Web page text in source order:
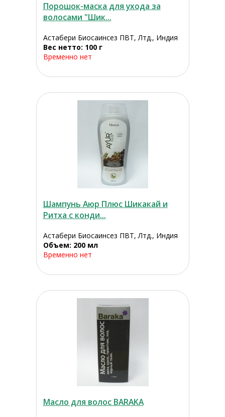
Порошок-маска для ухода за
волосами "Шик...
Астабери Биосаинсез ПВТ, Лтд., Индия
Вес нетто: 100 г
Временно нет
Шампунь Аюр Плюс Шикакай и
Ритха с конди...
Астабери Биосаинсез ПВТ, Лтд., Индия
Объем: 200 мл
Временно нет
Масло для волос BARAKA